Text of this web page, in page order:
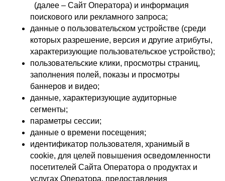
(далее – Сайт Оператора) и информация
поискового или рекламного запроса;
данные о пользовательском устройстве (среди
которых разрешение, версия и другие атрибуты,
характеризующие пользовательское устройство);
пользовательские клики, просмотры страниц,
заполнения полей, показы и просмотры
баннеров и видео;
данные, характеризующие аудиторные
сегменты;
параметры сессии;
данные о времени посещения;
идентификатор пользователя, хранимый в
cookie, для целей повышения осведомленности
посетителей Сайта Оператора о продуктах и
услугах Оператора, предоставления